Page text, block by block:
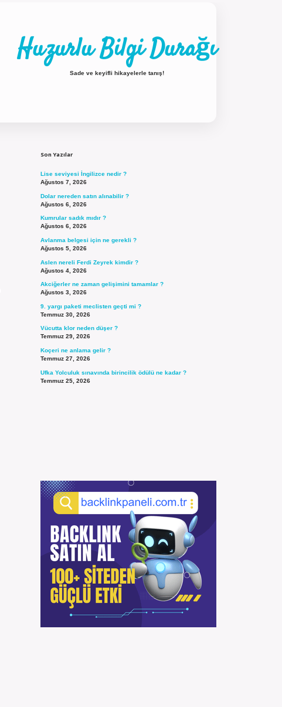
Huzurlu Bilgi Durağı
Sade ve keyifli hikayelerle tanış!
Son Yazılar
Lise seviyesi İngilizce nedir ?
Ağustos 7, 2026
Dolar nereden satın alınabilir ?
Ağustos 6, 2026
Kumrular sadık mıdır ?
Ağustos 6, 2026
Avlanma belgesi için ne gerekli ?
Ağustos 5, 2026
Aslen nereli Ferdi Zeyrek kimdir ?
Ağustos 4, 2026
Akciğerler ne zaman gelişimini tamamlar ?
Ağustos 3, 2026
9. yargı paketi meclisten geçti mi ?
Temmuz 30, 2026
Vücutta klor neden düşer ?
Temmuz 29, 2026
Koçeri ne anlama gelir ?
Temmuz 27, 2026
Ufka Yolculuk sınavında birincilik ödülü ne kadar ?
Temmuz 25, 2026